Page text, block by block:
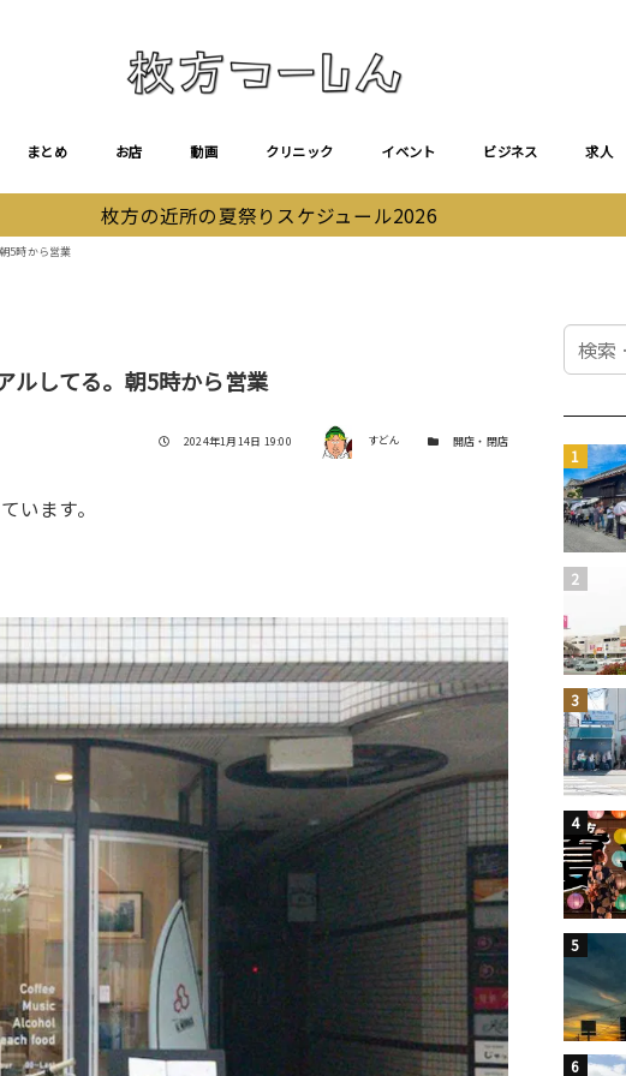
まとめ お店 動画 クリニック イベント ビジネス 求人
枚方の近所の夏祭りスケジュール2026
5時から営業
してる。朝5時から営業
投稿日
2024年1月14日 19:00 著者 すどん カテゴリー開店・閉店
います。
検